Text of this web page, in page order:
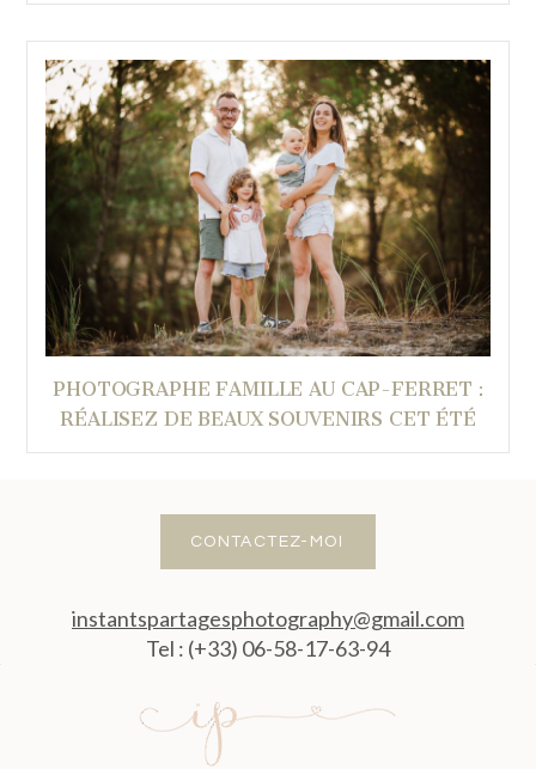
PHOTOGRAPHE FAMILLE AU CAP-FERRET :
RÉALISEZ DE BEAUX SOUVENIRS CET ÉTÉ
CONTACTEZ-MOI
instantspartagesphotography@gmail.com
Tel : (+33) 06-58-17-63-94